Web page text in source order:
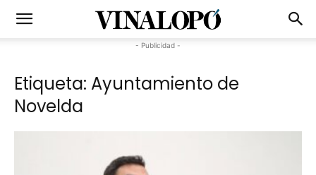
- Publicidad -
Etiqueta: Ayuntamiento de
Novelda